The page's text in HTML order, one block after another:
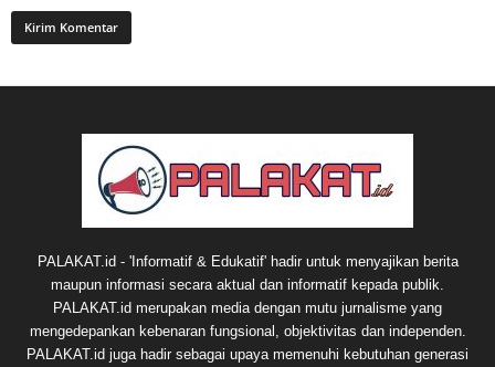
PALAKAT.id - 'Informatif & Edukatif' hadir untuk menyajikan berita
maupun informasi secara aktual dan informatif kepada publik.
PALAKAT.id merupakan media dengan mutu jurnalisme yang
mengedepankan kebenaran fungsional, objektivitas dan independen.
PALAKAT.id juga hadir sebagai upaya memenuhi kebutuhan generasi